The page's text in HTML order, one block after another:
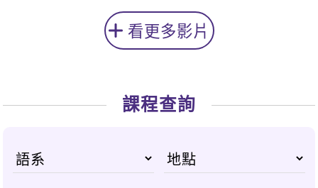
看更多影片
課程查詢